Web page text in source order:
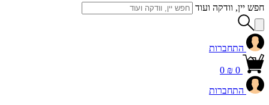
חפש יין, וודקה ועוד
התחברות
0
0 ₪
התחברות